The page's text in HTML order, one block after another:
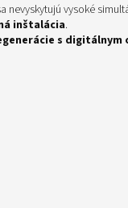
nevyskytujú vysoké
inštalácia.
s digitálnym